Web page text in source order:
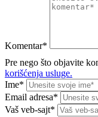
Komentar*
Pre nego što objavite
korišćenja usluge.
Ime*
Email adresa*
Vaš veb-sajt*